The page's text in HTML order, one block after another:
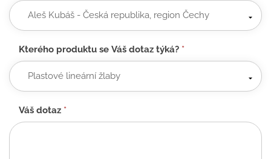
Kterého produktu se Váš dotaz týká? *
Váš dotaz *